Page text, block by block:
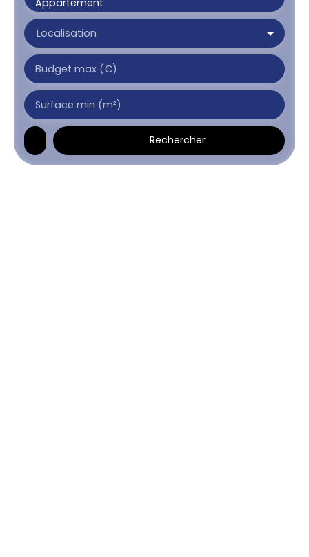
Localisation
Budget max (€)
Surface min (m²)
Rechercher